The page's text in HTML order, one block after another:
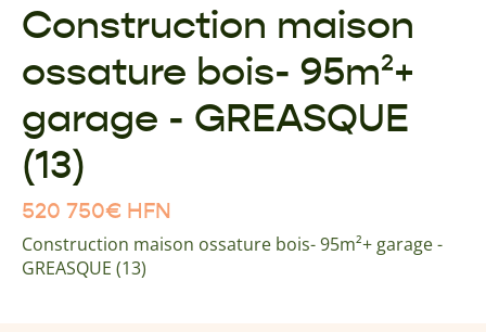
Construction maison
ossature bois- 95m²+
garage - GREASQUE
(13)
520 750€ HFN
Construction maison ossature bois- 95m²+ garage -
GREASQUE (13)